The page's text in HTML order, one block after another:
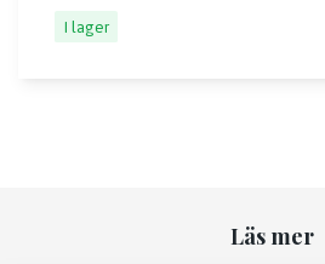
I lager
Läs mer